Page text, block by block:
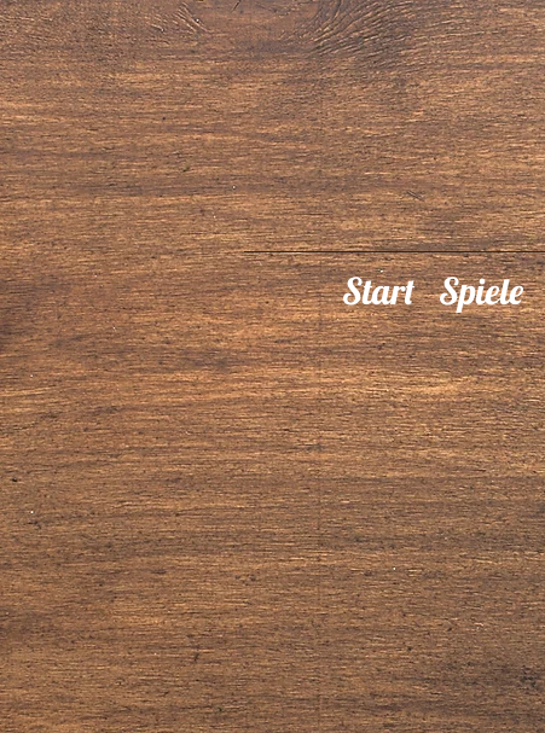
Start Spiele